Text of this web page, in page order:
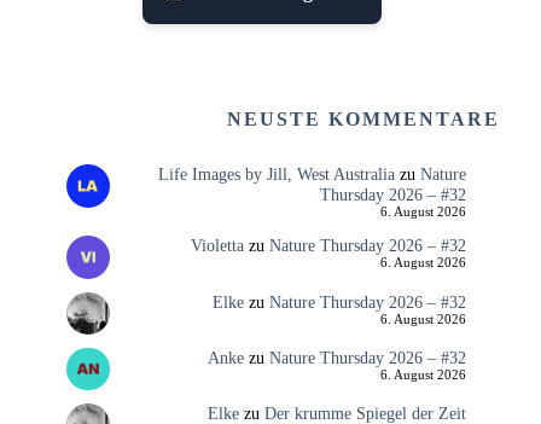
NEUSTE KOMMENTARE
Life Images by Jill, West Australiazu Nature
Thursday 2026 – #32
6. August 2026
Violettazu Nature Thursday 2026 – #32
6. August 2026
Elkezu Nature Thursday 2026 – #32
6. August 2026
Ankezu Nature Thursday 2026 – #32
6. August 2026
Elkezu Der krumme Spiegel der Zeit